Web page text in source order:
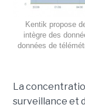
Kentik propose
intègre des
données de
La
surveillance et